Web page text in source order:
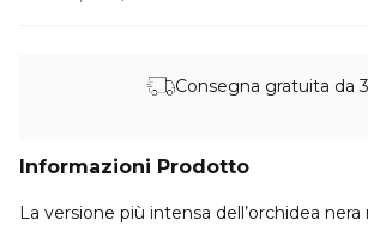
Consegna gratuita da
Informazioni Prodotto
La versione più intensa dell’orchidea